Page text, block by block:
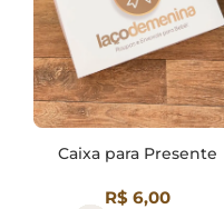
Caixa para Presente
R$ 6,00